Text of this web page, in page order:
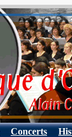
Concerts